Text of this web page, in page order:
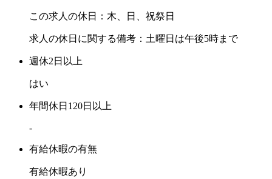
この求人の休日：木、日、祝祭日
求人の休日に関する備考：土曜日は午後5時まで
週休2日以上
はい
年間休日120日以上
-
有給休暇の有無
有給休暇あり